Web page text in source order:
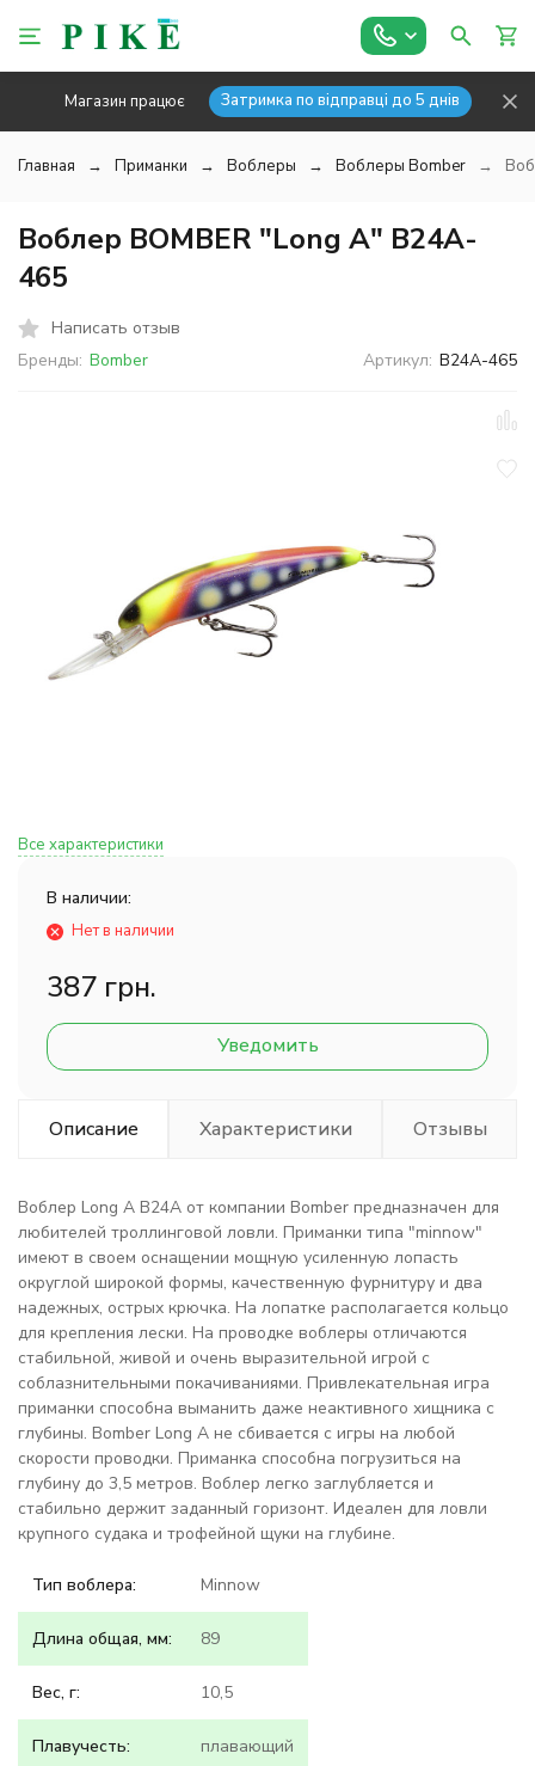
Магазин працює Затримка по відправці до 5 днів
Главная Приманки Воблеры Воблеры Bomber
Воблер BOMBER "Long A" B24A-
465
Написать отзыв
Бренды: Bomber Артикул: B24A-465
Все характеристики
В наличии:
Нет в наличии
387 грн.
Уведомить
Описание Характеристики Отзывы
Воблер Long A B24A от компании Bomber предназначен для
любителей троллинговой ловли. Приманки типа "minnow"
имеют в своем оснащении мощную усиленную лопасть
округлой широкой формы, качественную фурнитуру и два
надежных, острых крючка. На лопатке располагается кольцо
для крепления лески. На проводке воблеры отличаются
стабильной, живой и очень выразительной игрой с
соблазнительными покачиваниями. Привлекательная игра
приманки способна выманить даже неактивного хищника с
глубины. Bomber Long A не сбивается с игры на любой
скорости проводки. Приманка способна погрузиться на
глубину до 3,5 метров. Воблер легко заглубляется и
стабильно держит заданный горизонт. Идеален для ловли
крупного судака и трофейной щуки на глубине.
Тип воблера: Minnow
Длина общая, мм: 89
Вес, г: 10,5
Плавучесть: плавающий